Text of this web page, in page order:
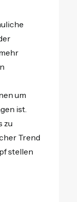
um
ist.
zu
Trend
stellen